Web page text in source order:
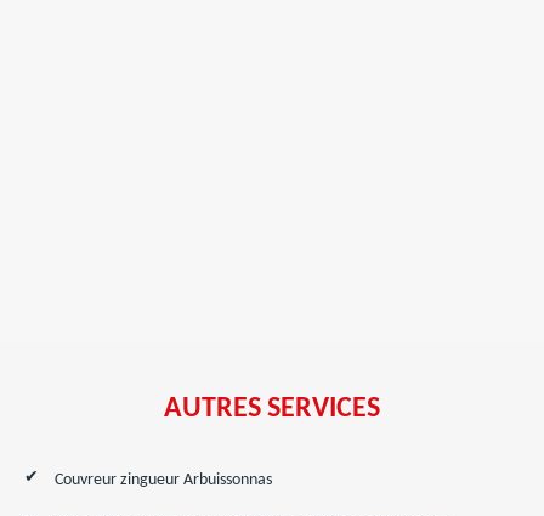
AUTRES SERVICES
Couvreur zingueur Arbuissonnas